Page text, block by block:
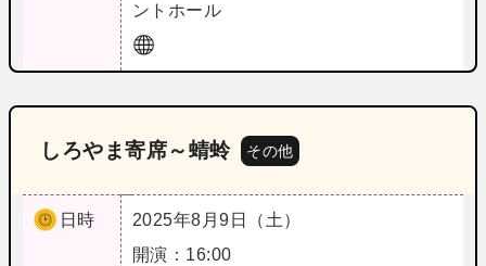
ントホール
しろやま寄席～蜻蛉 その他
日時
2025年8月9日（土）
開演：16:00